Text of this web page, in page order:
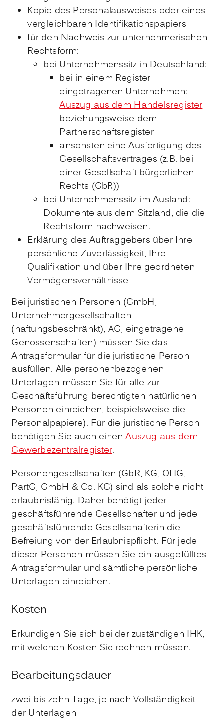
Kopie des Personalausweises oder eines
vergleichbaren Identifikationspapiers
für den Nachweis zur unternehmerischen
Rechtsform:
bei Unternehmenssitz in Deutschland:
bei in einem Register
eingetragenen Unternehmen:
Auszug aus dem Handelsregister
beziehungsweise dem
Partnerschaftsregister
ansonsten eine Ausfertigung des
Gesellschaftsvertrages (z.B. bei
einer Gesellschaft bürgerlichen
Rechts (GbR))
bei Unternehmenssitz im Ausland:
Dokumente aus dem Sitzland, die die
Rechtsform nachweisen.
Erklärung des Auftraggebers über Ihre
persönliche Zuverlässigkeit, Ihre
Qualifikation und über Ihre geordneten
Vermögensverhältnisse
Bei juristischen Personen (GmbH,
Unternehmergesellschaften
(haftungsbeschränkt), AG, eingetragene
Genossenschaften) müssen Sie das
Antragsformular für die juristische Person
ausfüllen. Alle personenbezogenen
Unterlagen müssen Sie für alle zur
Geschäftsführung berechtigten natürlichen
Personen einreichen, beispielsweise die
Personalpapiere). Für die juristische Person
benötigen Sie auch einenAuszug aus dem
Gewerbezentralregister.
Personengesellschaften (GbR, KG, OHG,
PartG, GmbH & Co. KG) sind als solche nicht
erlaubnisfähig. Daher benötigt jeder
geschäftsführende Gesellschafter und jede
geschäftsführende Gesellschafterin die
Befreiung von der Erlaubnispflicht. Für jede
dieser Personen müssen Sie ein ausgefülltes
Antragsformular und sämtliche persönliche
Unterlagen einreichen.
Kosten
Erkundigen Sie sich bei der zuständigen IHK,
mit welchen Kosten Sie rechnen müssen.
Bearbeitungsdauer
zwei bis zehn Tage, je nach Vollständigkeit
der Unterlagen